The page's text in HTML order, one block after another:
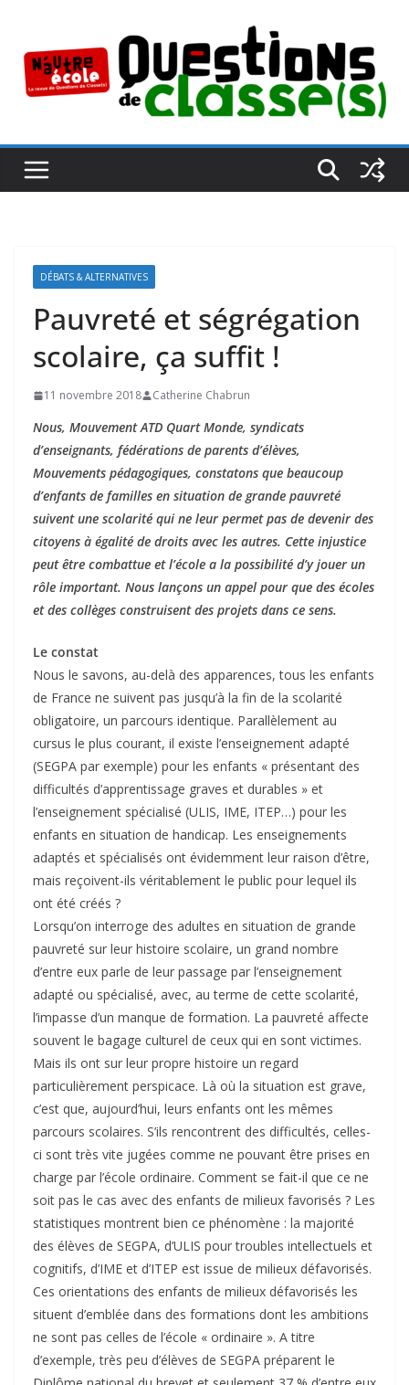
contenu
DÉBATS & ALTERNATIVES
Pauvreté et ségrégation
scolaire, ça suffit !
11 novembre 2018 Catherine Chabrun
Nous, Mouvement ATD Quart Monde, syndicats
d’enseignants, fédérations de parents d’élèves,
Mouvements pédagogiques, constatons que beaucoup
d’enfants de familles en situation de grande pauvreté
suivent une scolarité qui ne leur permet pas de devenir des
citoyens à égalité de droits avec les autres. Cette injustice
peut être combattue et l’école a la possibilité d’y jouer un
rôle important. Nous lançons un appel pour que des écoles
et des collèges construisent des projets dans ce sens.
Le constat
Nous le savons, au-delà des apparences, tous les enfants
de France ne suivent pas jusqu’à la fin de la scolarité
obligatoire, un parcours identique. Parallèlement au
cursus le plus courant, il existe l’enseignement adapté
(SEGPA par exemple) pour les enfants « présentant des
difficultés d’apprentissage graves et durables » et
l’enseignement spécialisé (ULIS, IME, ITEP…) pour les
enfants en situation de handicap. Les enseignements
adaptés et spécialisés ont évidemment leur raison d’être,
mais reçoivent-ils véritablement le public pour lequel ils
ont été créés ?
Lorsqu’on interroge des adultes en situation de grande
pauvreté sur leur histoire scolaire, un grand nombre
d’entre eux parle de leur passage par l’enseignement
adapté ou spécialisé, avec, au terme de cette scolarité,
l’impasse d’un manque de formation. La pauvreté affecte
souvent le bagage culturel de ceux qui en sont victimes.
Mais ils ont sur leur propre histoire un regard
particulièrement perspicace. Là où la situation est grave,
c’est que, aujourd’hui, leurs enfants ont les mêmes
parcours scolaires. S’ils rencontrent des difficultés, celles-
ci sont très vite jugées comme ne pouvant être prises en
charge par l’école ordinaire. Comment se fait-il que ce ne
soit pas le cas avec des enfants de milieux favorisés ? Les
statistiques montrent bien ce phénomène : la majorité
des élèves de SEGPA, d’ULIS pour troubles intellectuels et
cognitifs, d’IME et d’ITEP est issue de milieux défavorisés.
Ces orientations des enfants de milieux défavorisés les
situent d’emblée dans des formations dont les ambitions
ne sont pas celles de l’école « ordinaire ». A titre
d’exemple, très peu d’élèves de SEGPA préparent le